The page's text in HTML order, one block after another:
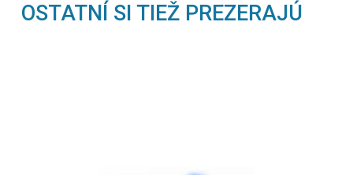
OSTATNÍ SI TIEŽ PREZERAJÚ